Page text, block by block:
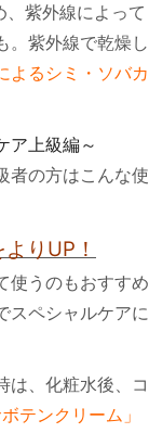
、紫外線によって
。紫外線で乾燥し
よるシミ・ソバカ
ア上級編～
者の方はこんな使
りUP！
使うのもおすすめ
スペシャルケアに
は、化粧水後、コ
テンクリーム」